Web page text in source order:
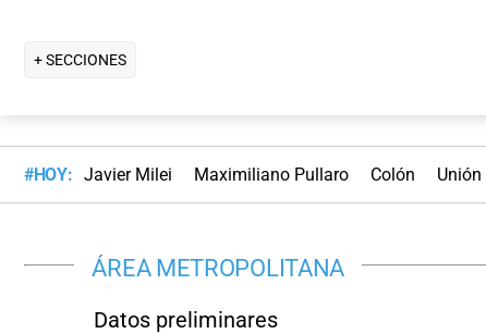
+ SECCIONES
#HOY: Javier Milei Maximiliano Pullaro Colón Unión
ÁREA METROPOLITANA
Datos preliminares